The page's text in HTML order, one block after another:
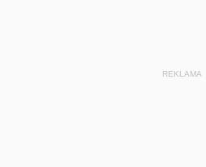
REKLAMA